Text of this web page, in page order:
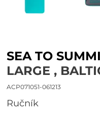
SEA TO
LARGE ,
ACP071051-061213
ručník